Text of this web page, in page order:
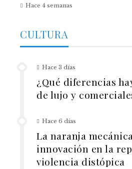
Hace 4 semanas
CULTURA
Hace 3 días
¿Qué diferencias
de lujo y
Hace 6 días
La naranja
innovación en la
violencia distópica